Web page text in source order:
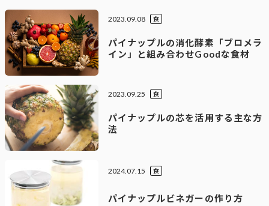
2023.09.08
パイナップルの消化酵素「ブロメラ
イン」と組み合わせGoodな食材
食
2023.09.25
パイナップルの芯を活用する主な方
法
食
2024.07.15
パイナップルビネガーの作り方
食